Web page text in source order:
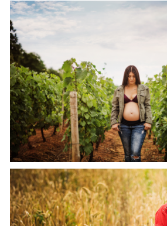
PHOTOGRAPHE DE GROSSESSE